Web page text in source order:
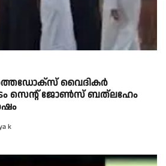
വൈദികർ
സെന്റ്‌ ജോൺസ് ബത്ലഹേം
k